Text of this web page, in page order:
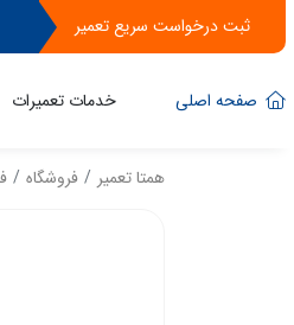
ثبت درخواست سریع تعمیر
صفحه اصلی خدمات تعمیرات
همتا تعمیر فروشگاه